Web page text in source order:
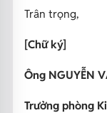
Trân trọng,
[Chữ ký]
Ông NGUYỄN
Trưởng phòng